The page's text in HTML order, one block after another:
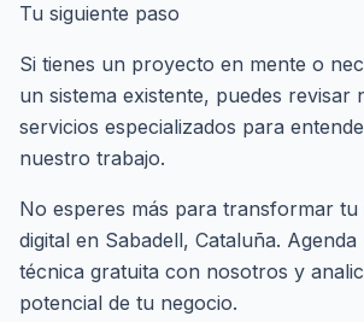
Tu siguiente paso
Si tienes un proyecto en mente o
un sistema existente, puedes revisar
servicios especializados para
nuestro trabajo.
No esperes más para transformar
digital en Sabadell, Cataluña. Agenda
técnica gratuita con nosotros y
potencial de tu negocio.